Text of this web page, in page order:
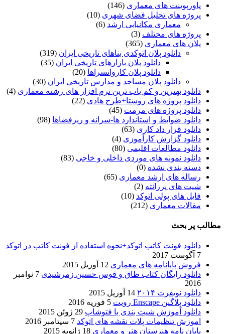
پاورپوینت های معماری (146)
پروژه های تحلیل فضای شهری (10)
معماری مکانیابی ارشد (6)
پروژه های مختلف (3)
پلان های معماری (365)
دانلود پلان اتوکدی بناهای تاریخی ایران (319)
دانلود پلان بازارهای تاریخی ایران (35)
دانلود پلان کاروانسراها (20)
دانلود پلان مساجد و مدارس تاریخی ایران (30)
دانلود بهترین و کم یاب ترین نرم افزار های رشته معماری (4)
دانلود پروژه های روستا+طرح هادی (22)
دانلود پروژه های مرمت (45)
دانلود ضوابط و استاندارد ها-سرانه و ریزفضاها (98)
دانلود قرار داد کاری (63)
دانلود گزارش کارآموزی (4)
دانلود مطالعات اقلیمی (80)
دانلود نمونه های موردی داخلی و خاجی (83)
دسته بندی نشده (0)
رساله های ارشد معماری (65)
شیت های پرزانته (2)
فایل های پولی اتوکد (10)
مقالات معماری (212)
مطالب پر بحث
دانلود فونت کاتب اتوکد+نحوه استفاده از فونت کاتب در اتوکد
7 آگوست 2017
فروش پایانامه های معماری 12 آوریل 2015
دانلود رایگان کتاب طاق و قوس حسین زمرشیدی
7 نوامبر
2016
دانلود نویفرت ۲۰۱۴
14 آوریل 2015
دانلود پلاگین Enscape رویت
5 فوریه 2016
دانلود آموزش شیت بندی با فتوشاپ 29 ژوئن 2015
اموزش تنظیمات پلات نقشه های اتوکد 7 سپتامبر 2016
پایان نامه هنرستان هنر و معماري 18 ژانویه 2015